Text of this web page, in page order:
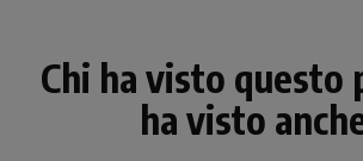
Chi ha visto questo
ha visto